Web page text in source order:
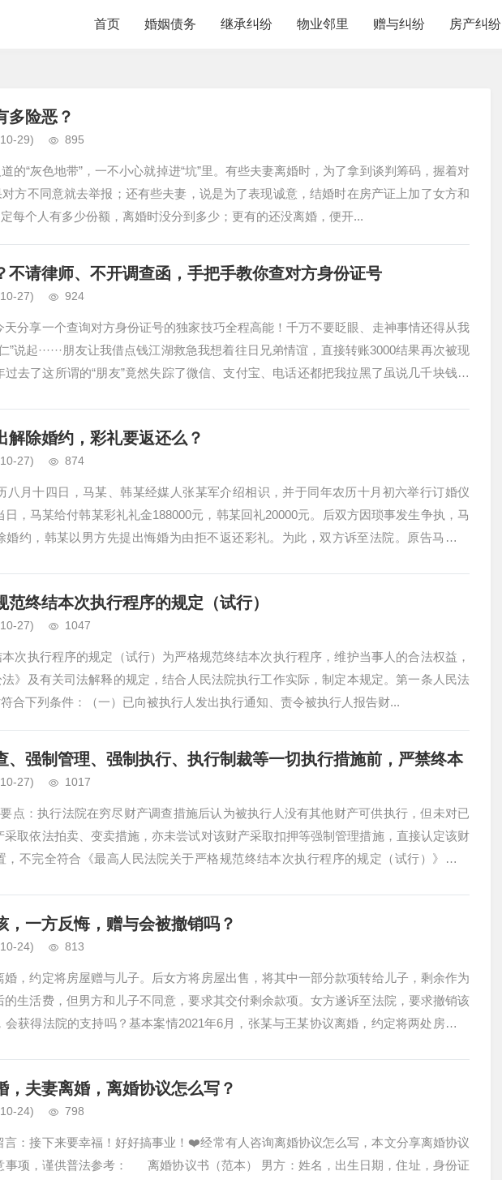
首页 婚姻债务 继承纠纷 物业邻里 赠与纠纷 房产纠纷
多险恶？
29) 895
的“灰色地带”，一不小心就掉进“坑”里。有些夫妻离婚时，为了拿到谈判筹码，握着对
方不同意就去举报；还有些夫妻，说是为了表现诚意，结婚时在房产证上加了女方和
每个人有多少份额，离婚时没分到多少；更有的还没离婚，便开...
不请律师、不开调查函，手把手教你查对方身份证号
27) 924
天分享一个查询对方身份证号的独家技巧全程高能！千万不要眨眼、走神事情还得从我
”说起······朋友让我借点钱江湖救急我想着往日兄弟情谊，直接转账3000结果再次被现
过去了这所谓的“朋友”竟然失踪了微信、支付宝、电话还都把我拉黑了虽说几千块钱看
解除婚约，彩礼要返还么？
27) 874
八月十四日，马某、韩某经媒人张某军介绍相识，并于同年农历十月初六举行订婚仪
日，马某给付韩某彩礼礼金188000元，韩某回礼20000元。后双方因琐事发生争执，马
婚约，韩某以男方先提出悔婚为由拒不返还彩礼。为此，双方诉至法院。原告马某认
终结本次执行程序的规定（试行）
27) 1047
次执行程序的规定（试行）为严格规范终结本次执行程序，维护当事人的合法权益，
》及有关司法解释的规定，结合人民法院执行工作实际，制定本规定。第一条人民法
合下列条件：（一）已向被执行人发出执行通知、责令被执行人报告财...
、强制管理、强制执行、执行制裁等一切执行措施前，严禁终本
27) 1017
点：执行法院在穷尽财产调查措施后认为被执行人没有其他财产可供执行，但未对已
采取依法拍卖、变卖措施，亦未尝试对该财产采取扣押等强制管理措施，直接认定该财
，不完全符合《最高人民法院关于严格规范终结本次执行程序的规定（试行）》第一
，一方反悔，赠与会被撤销吗？
24) 813
婚，约定将房屋赠与儿子。后女方将房屋出售，将其中一部分款项转给儿子，剩余作为
的生活费，但男方和儿子不同意，要求其交付剩余款项。女方遂诉至法院，要求撤销该
会获得法院的支持吗？基本案情2021年6月，张某与王某协议离婚，约定将两处房屋赠
，夫妻离婚，离婚协议怎么写？
24) 798
言：接下来要幸福！好好搞事业！❤️经常有人咨询离婚协议怎么写，本文分享离婚协议
事项，谨供普法参考： 离婚协议书（范本） 男方：姓名，出生日期，住址，身份证